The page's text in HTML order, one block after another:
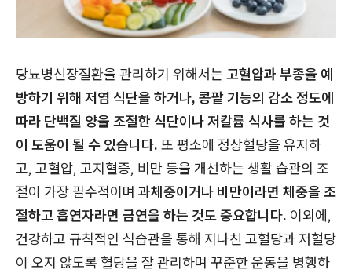
당뇨병신장질환을 관리하기 위해서는 고혈압과 부종을 예
방하기 위해 저염 식단을 하거나, 콩팥 기능의 감소 정도에
따라 단백질 양을 조절한 식단이나 저칼륨 식사를 하는 것
이 도움이 될 수 있습니다. 또 평소에 정상혈당을 유지하
고, 고혈압, 고지혈증, 비만 등을 개선하는 생활 습관의 조
절이 가장 필수적이며 과체중이거나 비만이라면 체중을 조
절하고 흡연자라면 금연을 하는 것도 중요합니다. 이외에,
건강하고 규칙적인 식습관을 통해 지나친 고혈당과 저혈당
이 오지 않도록 혈당을 잘 관리하며 꾸준한 운동을 병행하